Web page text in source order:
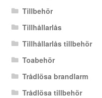
Tillbehör
Tillhållarlås
Tillhållarlås tillbehör
Toabehör
Trådlösa brandlarm
Trådlösa tillbehör